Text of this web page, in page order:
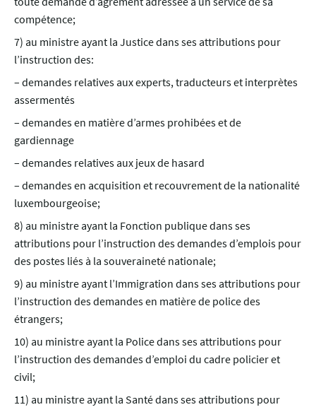
compétence;
7) au ministre ayant la Justice dans ses attributions pour
l’instruction des:
– demandes relatives aux experts, traducteurs et interprètes
assermentés
– demandes en matière d’armes prohibées et de
gardiennage
– demandes relatives aux jeux de hasard
– demandes en acquisition et recouvrement de la nationalité
luxembourgeoise;
8) au ministre ayant la Fonction publique dans ses
attributions pour l’instruction des demandes d’emplois pour
des postes liés à la souveraineté nationale;
9) au ministre ayant l’Immigration dans ses attributions pour
l’instruction des demandes en matière de police des
étrangers;
10) au ministre ayant la Police dans ses attributions pour
l’instruction des demandes d’emploi du cadre policier et
civil;
11) au ministre ayant la Santé dans ses attributions pour